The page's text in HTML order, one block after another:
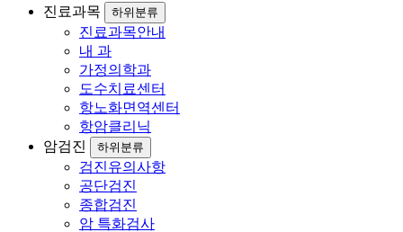
진료과목
하위분류
진료과목안내
내 과
가정의학과
도수치료센터
항노화면역센터
항암클리닉
암검진
하위분류
검진유의사항
공단검진
종합검진
암 특화검사